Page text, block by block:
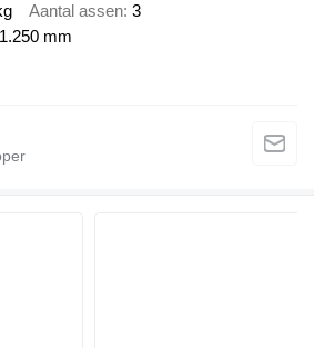
Aantal assen 3
1.250 mm